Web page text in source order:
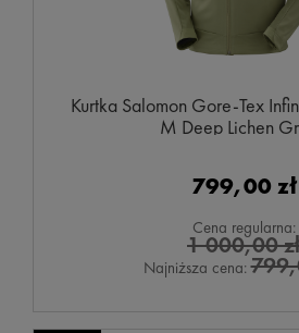
Kurtka Salomon Gore-Tex
M Deep Lichen
799,00 zł
Cena regularna:
1 000,00 zł
Najniższa cena: